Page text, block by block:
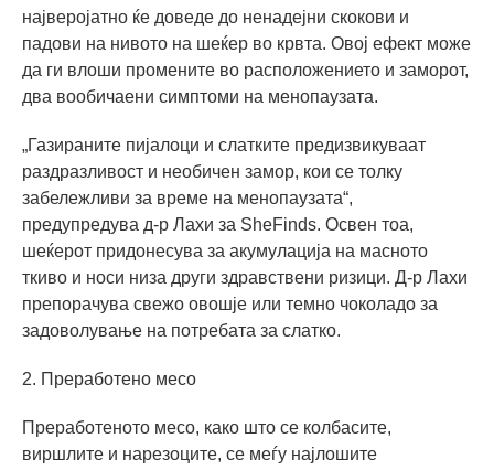
најверојатно ќе доведе до ненадејни скокови и
падови на нивото на шеќер во крвта. Овој ефект може
да ги влоши промените во расположението и заморот,
два вообичаени симптоми на менопаузата.
„Газираните пијалоци и слатките предизвикуваат
раздразливост и необичен замор, кои се толку
забележливи за време на менопаузата“,
предупредува д-р Лахи за SheFinds. Освен тоа,
шеќерот придонесува за акумулација на масното
ткиво и носи низа други здравствени ризици. Д-р Лахи
препорачува свежо овошје или темно чоколадо за
задоволување на потребата за слатко.
2. Преработено месо
Преработеното месо, како што се колбасите,
виршлите и нарезоците, се меѓу најлошите